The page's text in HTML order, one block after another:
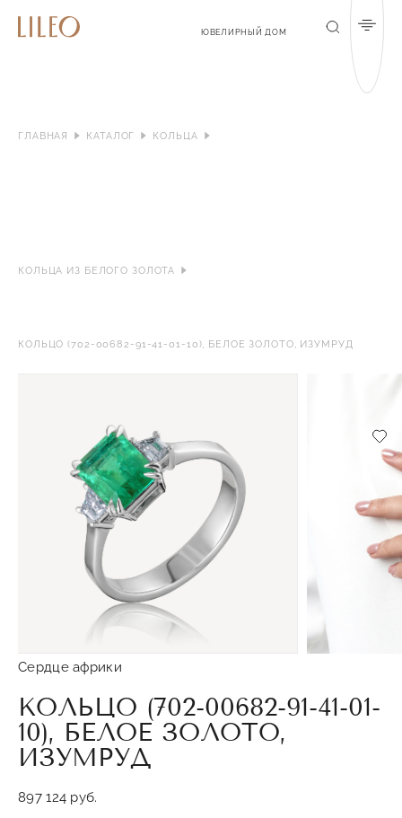
ЮВЕЛИРНЫЙ ДОМ Поиск
ГЛАВНАЯ КАТАЛОГ КОЛЬЦА
КОЛЬЦА ИЗ БЕЛОГО ЗОЛОТА
КОЛЬЦО (702-00682-91-41-01-10), БЕЛОЕ ЗОЛОТО, ИЗУМРУД
Сердце африки
КОЛЬЦО (702-00682-91-41-01-
10), БЕЛОЕ ЗОЛОТО,
ИЗУМРУД
897 124 руб.